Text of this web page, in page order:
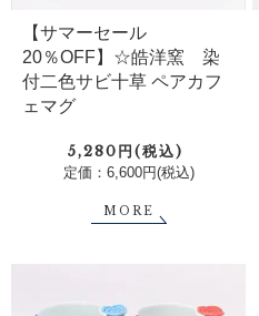
【サマーセール
20％OFF】☆皓洋窯 染
付二色サビ十草 ペアカフ
ェマグ
5,280円(税込)
定価：6,600円(税込)
MORE